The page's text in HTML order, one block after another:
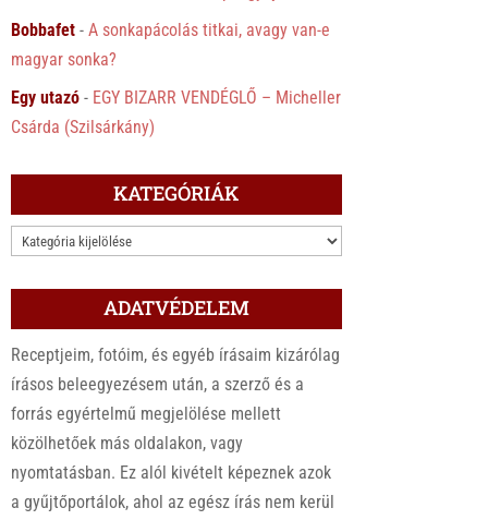
Bobbafet -A sonkapácolás titkai, avagy van-e
magyar sonka?
Egy utazó - EGY BIZARR VENDÉGLŐ – Micheller
Csárda (Szilsárkány)
KATEGÓRIÁK
KATEGÓRIÁK
ADATVÉDELEM
Receptjeim, fotóim, és egyéb írásaim kizárólag
írásos beleegyezésem után, a szerző és a
forrás egyértelmű megjelölése mellett
közölhetőek más oldalakon, vagy
nyomtatásban. Ez alól kivételt képeznek azok
a gyűjtőportálok, ahol az egész írás nem kerül